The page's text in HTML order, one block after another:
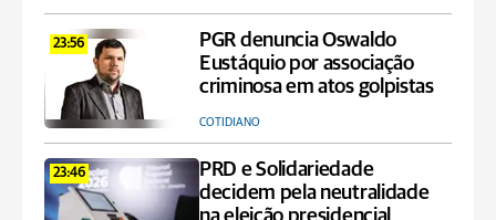
23:56
PGR denuncia Oswaldo
Eustáquio por associação
criminosa em atos golpistas
COTIDIANO
23:46
PRD e Solidariedade
decidem pela neutralidade